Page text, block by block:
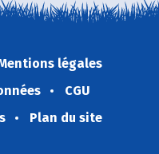
légales
CGU
Plan du site